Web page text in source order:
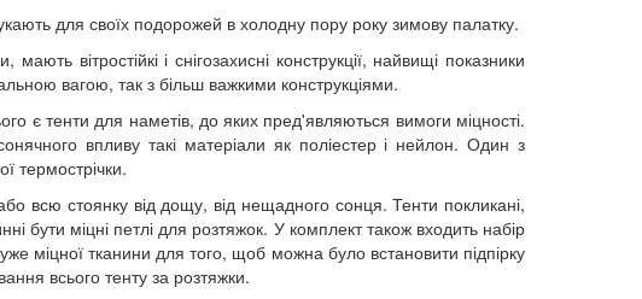
для своїх подорожей в холодну пору року зимову палатку.
вітростійкі і снігозахисні конструкції, найвищі показники
вагою, так з більш важкими конструкціями.
є тенти для наметів, до яких пред'являються вимоги міцності.
впливу такі матеріали як поліестер і нейлон. Один з
термострічки.
всю стоянку від дощу, від нещадного сонця. Тенти покликані,
міцні петлі для розтяжок. У комплект також входить набір
міцної тканини для того, щоб можна було встановити підпірку
всього тенту за розтяжки.